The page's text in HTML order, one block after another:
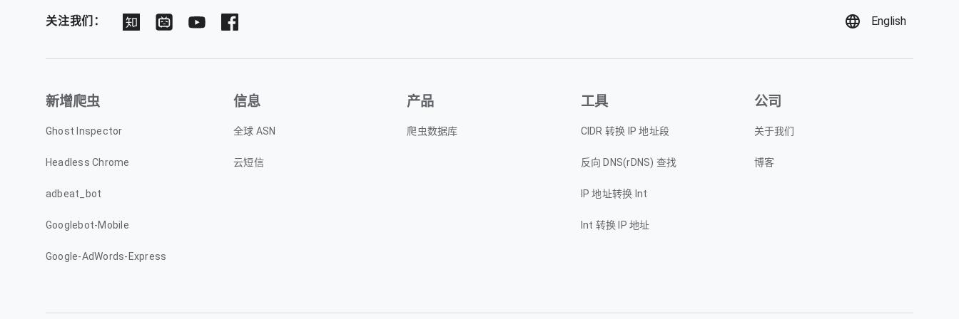
关注我们： English
新增爬虫
Ghost Inspector
Headless Chrome
adbeat_bot
Googlebot-Mobile
Google-AdWords-Express
信息
全球 ASN
云短信
产品
爬虫数据库
工具
CIDR 转换 IP 地址段
反向 DNS(rDNS) 查找
IP 地址转换 Int
Int 转换 IP 地址
公司
关于我们
博客